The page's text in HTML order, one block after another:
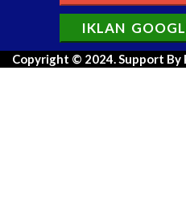
IKLAN
Copyright © 2024. Support By